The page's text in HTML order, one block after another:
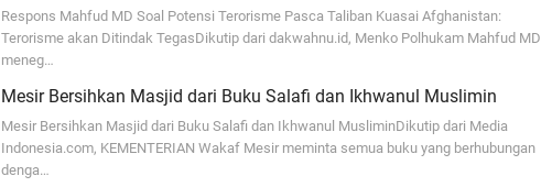
Respons Mahfud MD Soal Potensi Terorisme Pasca Taliban Kuasai Afghanistan:
Terorisme akan Ditindak TegasDikutip dari dakwahnu.id, Menko Polhukam Mahfud MD
meneg…
Mesir Bersihkan Masjid dari Buku Salafi dan Ikhwanul Muslimin
Mesir Bersihkan Masjid dari Buku Salafi dan Ikhwanul MusliminDikutip dari Media
Indonesia.com, KEMENTERIAN Wakaf Mesir meminta semua buku yang berhubungan
denga…